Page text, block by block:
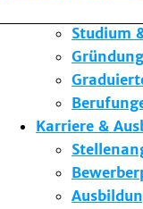
Studium
Karriere &